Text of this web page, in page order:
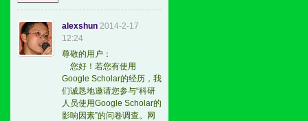
alexshun 2014-2-17
12:24
尊敬的用户：
您好！若您有使用
Google Scholar的经历，我
们诚恳地邀请您参与“科研
人员使用Google Scholar的
影响因素”的问卷调查。网